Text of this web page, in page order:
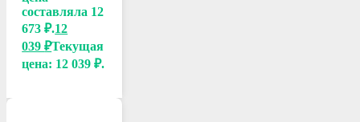
составляла 12
673 ₽.12
039₽Текущая
цена: 12 039 ₽.